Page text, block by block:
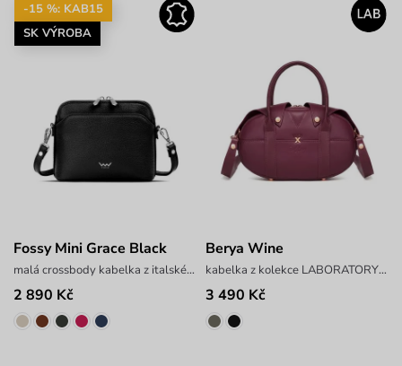
-15 %: KAB15
SK VÝROBA
Fossy Mini Grace Black
malá crossbody kabelka z italské hovězí kůže
2 890 Kč
Berya Wine
kabelka z kolekce LABORATORY x PAVEL BERKY
3 490 Kč